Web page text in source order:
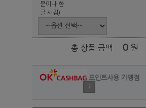
문이나 한
글 새김)
총 상품 금액 0 원
포인트사용 가맹점
?